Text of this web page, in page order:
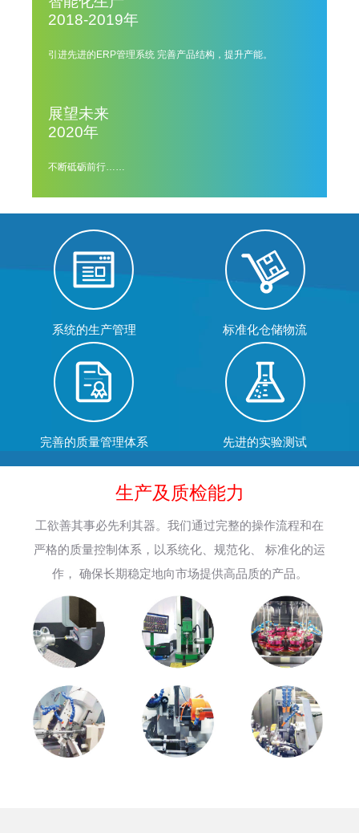
2018-2019年
引进先进的ERP管理系统 完善产品结构，提升产能。
展望未来
2020年
不断砥砺前行……
系统的生产管理 标准化仓储物流
完善的质量管理体系 先进的实验测试
生产及质检能力
工欲善其事必先利其器。我们通过完整的操作流程和在
严格的质量控制体系，以系统化、规范化、 标准化的运
作， 确保长期稳定地向市场提供高品质的产品。